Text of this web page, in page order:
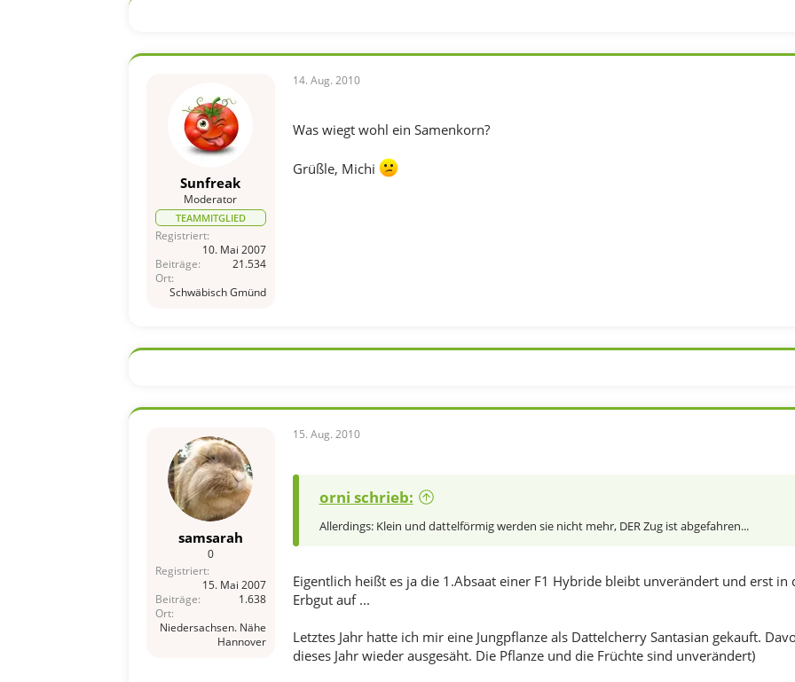
Sunfreak
Moderator
TEAMMITGLIED
Registriert
10. Mai 2007
Beiträge
21.534
Ort
Schwäbisch Gmünd
14. Aug. 2010
Was wiegt wohl ein Samenkorn?
Grüßle, Michi
samsarah
0
Registriert
15. Mai 2007
Beiträge
1.638
Ort
Niedersachsen. Nähe
Hannover
15. Aug. 2010
orni schrieb:
Allerdings: Klein und dattelförmig werden sie nicht mehr, DER Zug ist abgefahren...
Eigentlich heißt es ja die 1.Absaat einer F1 Hybride bleibt unverändert und erst in
Erbgut auf ...
Letztes Jahr hatte ich mir eine Jungpflanze als Dattelcherry Santasian gekauft.
dieses Jahr wieder ausgesäht. Die Pflanze und die Früchte sind unverändert)